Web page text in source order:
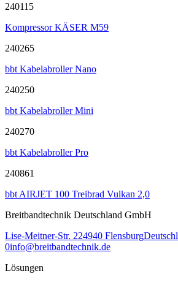
240115
Kompressor KÄSER M59
240265
bbt Kabelabroller Nano
240250
bbt Kabelabroller Mini
240270
bbt Kabelabroller Pro
240861
bbt AIRJET 100 Treibrad Vulkan 2,0
Breitbandtechnik Deutschland GmbH
Lise-Meitner-Str. 224940 Flensburg
0info@breitbandtechnik.de
Lösungen